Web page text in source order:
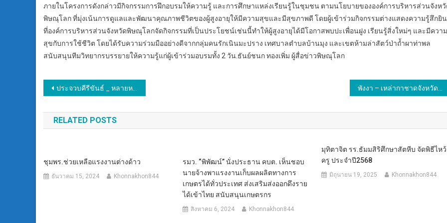
ภายในโครงการดังกล่าวมีกิจกรรมการฝึกอบรมให้ความรู้ และการศึกษาแหล่งเรียนรู้ในชุมชน ตามนโยบายขององค์การบริหารส่วนจังห
พิษณุโลก ที่มุ่งเน้นการดูแลและพัฒนาคุณภาพชีวิตของผู้สูงอายุให้มีความสุขและมีสุขภาพดี โดยผู้เข้าร่วมกิจกรรมต่างแสดงความรู้สึกยิ
ที่องค์การบริหารส่วนจังหวัดพิษณุโลกจัดกิจกรรมที่เป็นประโยชน์เช่นนี้ทำให้ผู้สูงอายุได้มีโอกาสพบปะเพื่อนฝูง เรียนรู้สิ่งใหม่ๆ และมีความ
สุขกับการใช้ชีวิต โดยได้รับความร่วมมืออย่างดีจากกลุ่มคนรักเนินมะปราง เทศบาลตำบลบ้านมุง และเขตห้ามล่าสัตว์ป่าถ้ำผาท่าพล
สนับสนุนทีมวิทยากรบรรยายให้ความรู้แก่ผู้เข้าร่วมอบรมทั้ง 2 วัน.ธันย์ชนก ทองเพิ่ม ผู้สื่อข่าวพิษณุโลก
แนะแนว
เรื่อง
ประจวบคีรีขันธ์ _ หลายหน่วยงานร่วมกิจกรรม โครงการดำเนินงานตำบลยั่งยืน เพื่อแก้ไขปัญหายาเสพติดแบบครบวงจรตามยุทธศาสตร์ชาติ ประจำปี งบประมาณ 2568
RELATED POSTS
ชุมพร.ช่วยเหลือแรงงานต่างด้าว
ธันวาคม 15, 2024 Khonnakhon844
รมว. “พิพัฒน์” นั่งประธาน คบต. เห็นชอบ
นายจ้างพาแรงงานเก็บผลผลิตทางการ
เกษตรได้ทั่วประเทศ ส่งเสริมส่งออกดึงราย
ได้เข้าไทย สนับสนุนเกษตรกร
สิงหาคม 6, 2024 Khonnakhon844
มุทิตาจิต รร.ธัมมสิริศึกษาสัตหีบ จัดพิธีไหว้
ครู ประจำปี2568
มิถุนายน 19, 2025 Khonnakhon844